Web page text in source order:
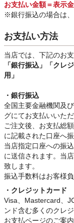
お支払い金額＝表示
※銀行振込の場合は
お支払い方法
当店では、下記のお
「銀行振込」
「クレ
用」
・銀行振込
全国主要金融機関及
グにてお支払いいた
ご注文後、お支払総
に記載された口座へ
当店指定口座への振
に送信されます。当
致します。
振込手数料はお客様
・クレジットカード
Visa、Mastercard、
ンド含む多くのクレ
お支払ページのご案